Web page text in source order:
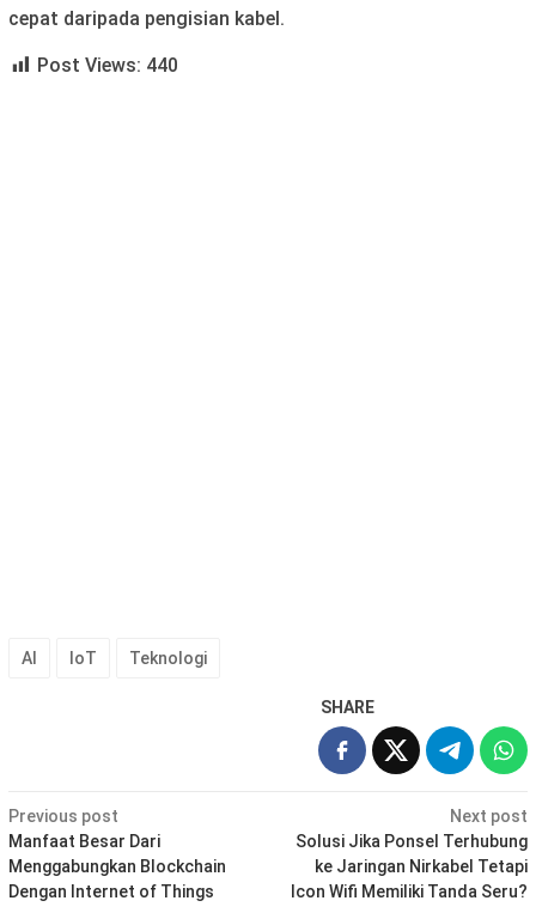
cepat daripada pengisian kabel.
Post Views: 440
AI IoT Teknologi
SHARE
Post
navigation
Previous post
Manfaat Besar Dari
Menggabungkan Blockchain
Dengan Internet of Things
Next post
Solusi Jika Ponsel Terhubung
ke Jaringan Nirkabel Tetapi
Icon Wifi Memiliki Tanda Seru?